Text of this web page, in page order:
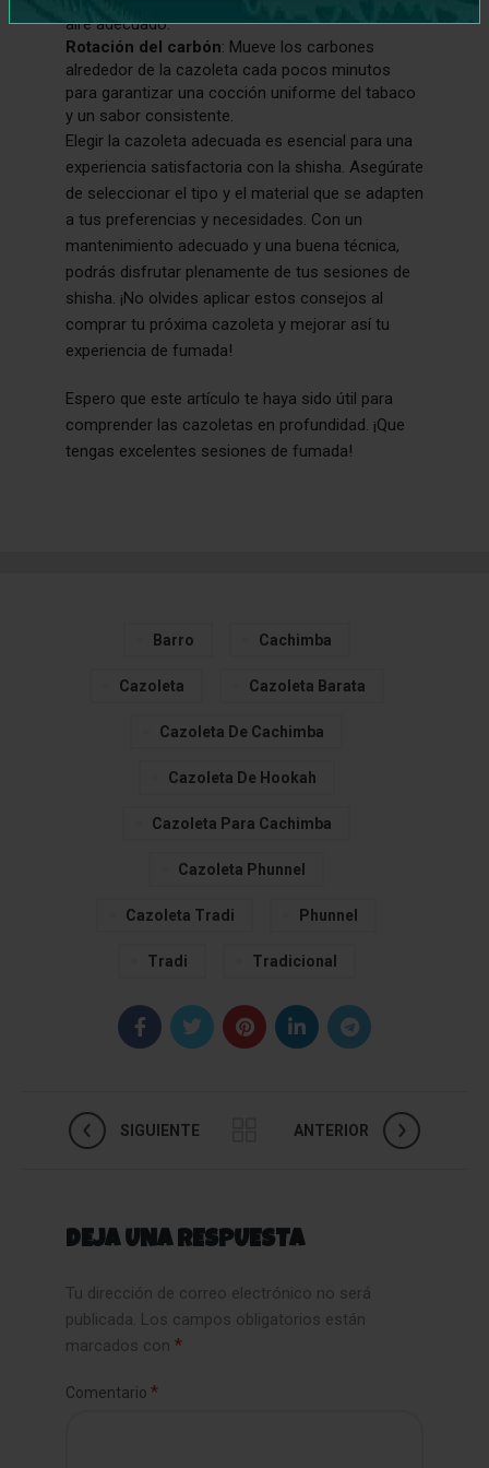
aire adecuado.
Rotación del carbón: Mueve los carbones
alrededor de la cazoleta cada pocos minutos
para garantizar una cocción uniforme del tabaco
y un sabor consistente.
Elegir la cazoleta adecuada es esencial para una
experiencia satisfactoria con la shisha. Asegúrate
de seleccionar el tipo y el material que se adapten
a tus preferencias y necesidades. Con un
mantenimiento adecuado y una buena técnica,
podrás disfrutar plenamente de tus sesiones de
shisha. ¡No olvides aplicar estos consejos al
comprar tu próxima cazoleta y mejorar así tu
experiencia de fumada!
Espero que este artículo te haya sido útil para
comprender las cazoletas en profundidad. ¡Que
tengas excelentes sesiones de fumada!
Barro Cachimba
Cazoleta Cazoleta Barata
Cazoleta De Cachimba
Cazoleta De Hookah
Cazoleta Para Cachimba
Cazoleta Phunnel
Cazoleta Tradi Phunnel
Tradi Tradicional
SIGUIENTE ANTERIOR
DEJA UNA RESPUESTA
Tu dirección de correo electrónico no será
publicada. Los campos obligatorios están
marcados con *
Comentario *